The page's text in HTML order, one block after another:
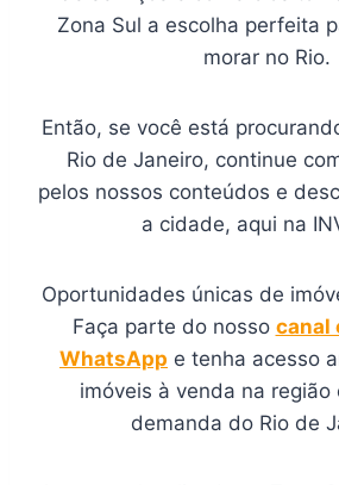
Zona Sul a escolha perfeita
morar no Rio.
Então, se você está
Rio de Janeiro, continue
pelos nossos conteúdos e
a cidade, aqui na
Oportunidades únicas de
Faça parte do nosso canal
WhatsApp e tenha acesso
imóveis à venda na região
demanda do Rio de